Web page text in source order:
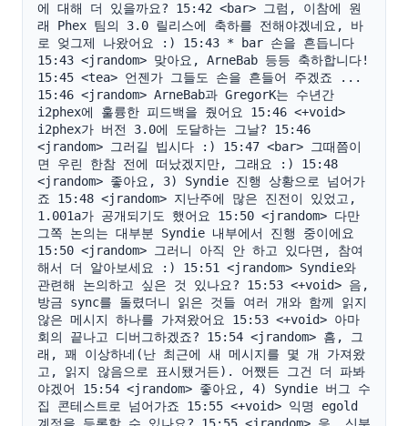
에 대해 더 있을까요? 15:42 <bar> 그럼, 이참에 원
래 Phex 팀의 3.0 릴리스에 축하를 전해야겠네요, 바
로 엊그제 나왔어요 :) 15:43 * bar 손을 흔듭니다
15:43 <jrandom> 맞아요, ArneBab 등등 축하합니다!
15:45 <tea> 언젠가 그들도 손을 흔들어 주겠죠 ...
15:46 <jrandom> ArneBab과 GregorK는 수년간
i2phex에 훌륭한 피드백을 줬어요 15:46 <+void>
i2phex가 버전 3.0에 도달하는 그날? 15:46
<jrandom> 그러길 빕시다 :) 15:47 <bar> 그때쯤이
면 우린 한참 전에 떠났겠지만, 그래요 :) 15:48
<jrandom> 좋아요, 3) Syndie 진행 상황으로 넘어가
죠 15:48 <jrandom> 지난주에 많은 진전이 있었고,
1.001a가 공개되기도 했어요 15:50 <jrandom> 다만
그쪽 논의는 대부분 Syndie 내부에서 진행 중이에요
15:50 <jrandom> 그러니 아직 안 하고 있다면, 참여
해서 더 알아보세요 :) 15:51 <jrandom> Syndie와
관련해 논의하고 싶은 것 있나요? 15:53 <+void> 음,
방금 sync를 돌렸더니 읽은 것들 여러 개와 함께 읽지
않은 메시지 하나를 가져왔어요 15:53 <+void> 아마
회의 끝나고 디버그하겠죠? 15:54 <jrandom> 흠, 그
래, 꽤 이상하네(난 최근에 새 메시지를 몇 개 가져왔
고, 읽지 않음으로 표시됐거든). 어쨌든 그건 더 파봐
야겠어 15:54 <jrandom> 좋아요, 4) Syndie 버그 수
집 콘테스트로 넘어가죠 15:55 <+void> 익명 egold